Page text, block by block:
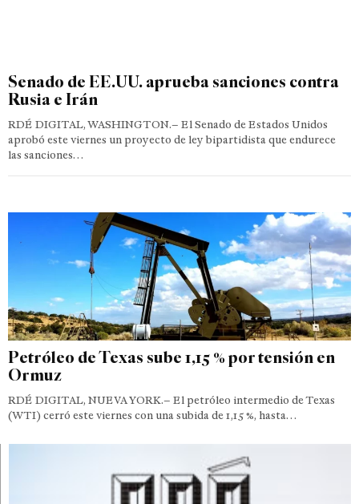
Senado de EE.UU. aprueba sanciones contra
Rusia e Irán
RDÉ DIGITAL, WASHINGTON.– El Senado de Estados Unidos
aprobó este viernes un proyecto de ley bipartidista que endurece
las sanciones…
Petróleo de Texas sube 1,15 % por tensión en
Ormuz
RDÉ DIGITAL, NUEVA YORK.– El petróleo intermedio de Texas
(WTI) cerró este viernes con una subida de 1,15 %, hasta…